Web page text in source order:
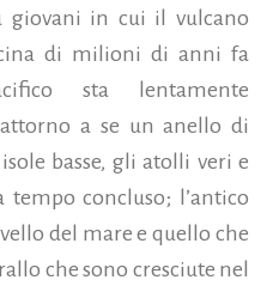
giovani in cui il vulcano
di milioni di anni fa
sta lentamente
a se un anello di
basse, gli atolli veri e
concluso; l’antico
del mare e quello che
che sono cresciute nel